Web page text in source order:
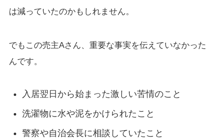
は減っていたのかもしれません。
でもこの売主Aさん、重要な事実を伝えていなかった
んです。
入居翌日から始まった激しい苦情のこと
洗濯物に水や泥をかけられたこと
警察や自治会長に相談していたこと